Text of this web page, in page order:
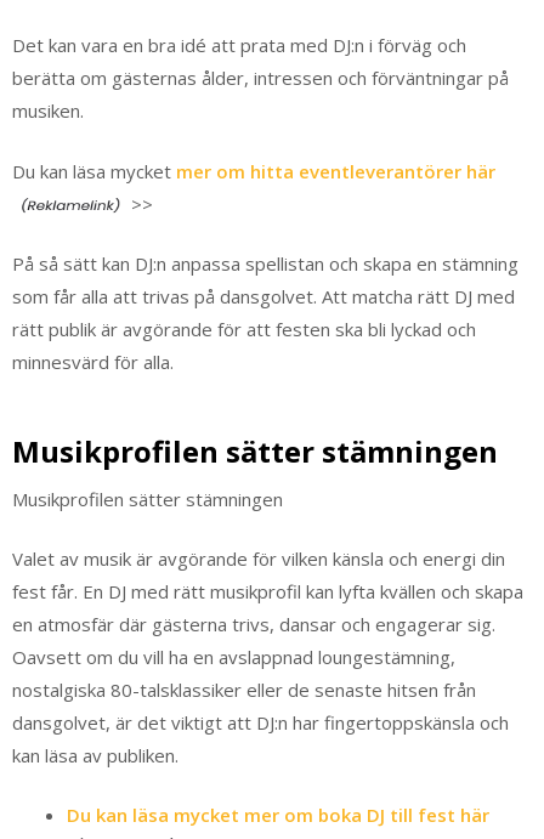
Det kan vara en bra idé att prata med DJ:n i förväg och
berätta om gästernas ålder, intressen och förväntningar på
musiken.
Du kan läsa mycket mer om hitta eventleverantörer här
>>
På så sätt kan DJ:n anpassa spellistan och skapa en stämning
som får alla att trivas på dansgolvet. Att matcha rätt DJ med
rätt publik är avgörande för att festen ska bli lyckad och
minnesvärd för alla.
Musikprofilen sätter stämningen
Musikprofilen sätter stämningen
Valet av musik är avgörande för vilken känsla och energi din
fest får. En DJ med rätt musikprofil kan lyfta kvällen och skapa
en atmosfär där gästerna trivs, dansar och engagerar sig.
Oavsett om du vill ha en avslappnad loungestämning,
nostalgiska 80-talsklassiker eller de senaste hitsen från
dansgolvet, är det viktigt att DJ:n har fingertoppskänsla och
kan läsa av publiken.
Du kan läsa mycket mer om boka DJ till fest här